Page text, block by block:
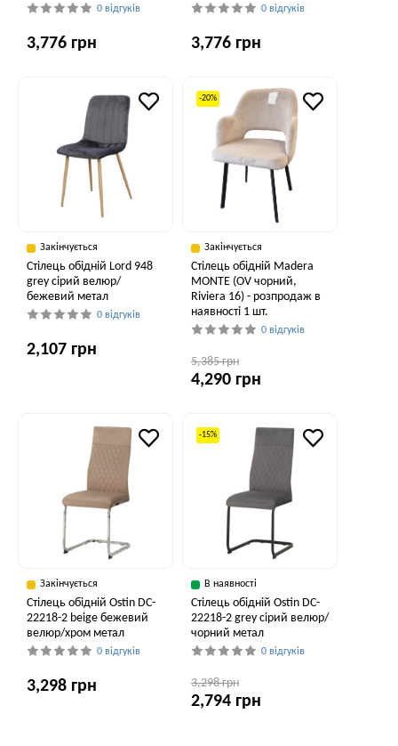
0 відгуків
3,776 грн
0 відгуків
3,776 грн
Закінчується
Стілець обідній Lord 948
grey сірий велюр/
бежевий метал
0 відгуків
2,107 грн
-20%
Закінчується
Стілець обідній Madera
MONTE (OV чорний,
Riviera 16) - розпродаж в
наявності 1 шт.
0 відгуків
5,385 грн
4,290 грн
Закінчується
Стілець обідній Ostin DC-
22218-2 beige бежевий
велюр/хром метал
0 відгуків
3,298 грн
-15%
В наявності
Стілець обідній Ostin DC-
22218-2 grey сірий велюр/
чорний метал
0 відгуків
3,298 грн
2,794 грн